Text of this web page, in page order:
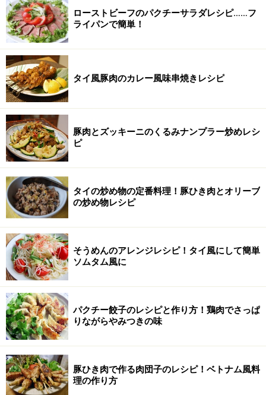
ローストビーフのパクチーサラダレシピ……フ
ライパンで簡単！
タイ風豚肉のカレー風味串焼きレシピ
豚肉とズッキーニのくるみナンプラー炒めレシ
ピ
タイの炒め物の定番料理！豚ひき肉とオリーブ
の炒め物レシピ
そうめんのアレンジレシピ！タイ風にして簡単
ソムタム風に
パクチー餃子のレシピと作り方！鶏肉でさっぱ
りながらやみつきの味
豚ひき肉で作る肉団子のレシピ！ベトナム風料
理の作り方